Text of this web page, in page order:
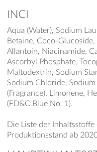
INCI
Aqua (Water), Sodium
Betaine, Coco-
Allantoin, Niacinamide,
Ascorbyl Phosphate,
Maltodextrin, Sodium
Sodium Chloride,
(Fragrance), Limonene,
(FD&C Blue No. 1).
Die Liste der
Produktionsstand ab